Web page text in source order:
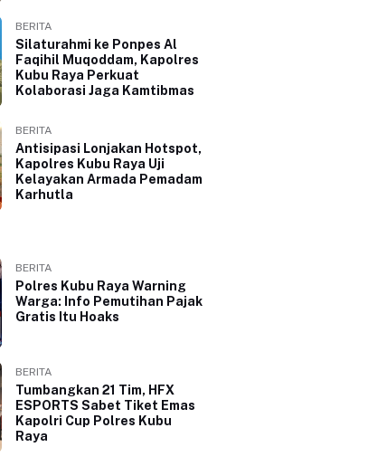
BERITA
Silaturahmi ke Ponpes Al
Faqihil Muqoddam, Kapolres
Kubu Raya Perkuat
Kolaborasi Jaga Kamtibmas
BERITA
Antisipasi Lonjakan Hotspot,
Kapolres Kubu Raya Uji
Kelayakan Armada Pemadam
Karhutla
BERITA
Polres Kubu Raya Warning
Warga: Info Pemutihan Pajak
Gratis Itu Hoaks
BERITA
Tumbangkan 21 Tim, HFX
ESPORTS Sabet Tiket Emas
Kapolri Cup Polres Kubu
Raya